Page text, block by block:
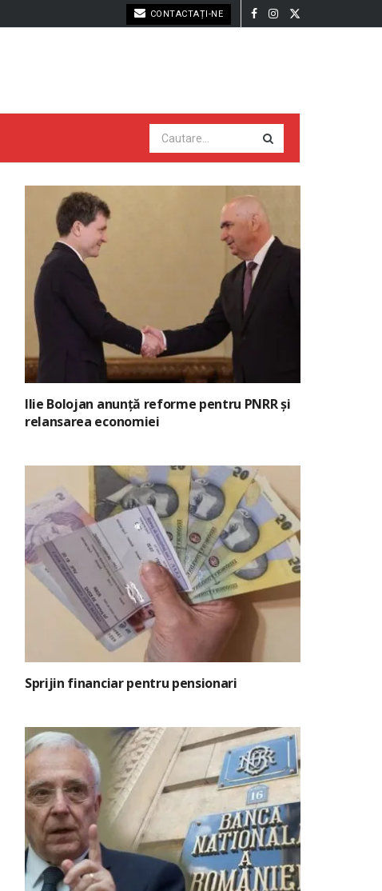
CONTACTAȚI-NE
Ilie Bolojan anunță reforme pentru PNRR și
relansarea economiei
Sprijin financiar pentru pensionari